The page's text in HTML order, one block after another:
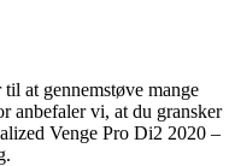
at gennemstøve mange
anbefaler vi, at du gransker
Venge Pro Di2 2020 –